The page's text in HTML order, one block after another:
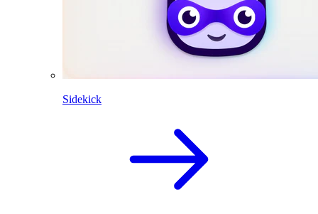
Sidekick